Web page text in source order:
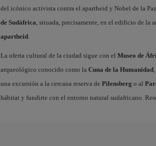
del icónico activista contra el apartheid y Nobel de la
de Sudáfrica , situada, precisamente, en el edificio de la
apartheid.
La oferta cultural de la ciudad sigue con el Museo de
arqueológico conocido como la Cuna de la Humanidad
una excursión a la cercana reserva de Pilensberg o al
hábitat y fundirte con el entorno natural sudafricano.